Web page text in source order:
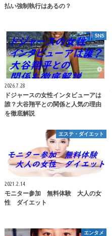
払い強制執行はあるの？
SNS
2026.7.28
ドジャースの女性インタビューアは
誰？大谷翔平との関係と人気の理由
を徹底解説
エステ・ダイエット
2021.2.14
モニター参加 無料体験 大人の女
性 ダイエット
エンタメ